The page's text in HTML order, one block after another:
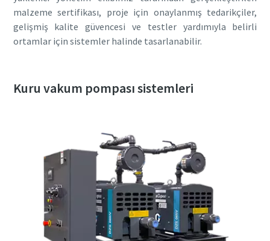
malzeme sertifikası, proje için onaylanmış tedarikçiler,
gelişmiş kalite güvencesi ve testler yardımıyla belirli
ortamlar için sistemler halinde tasarlanabilir.
Kuru vakum pompası sistemleri